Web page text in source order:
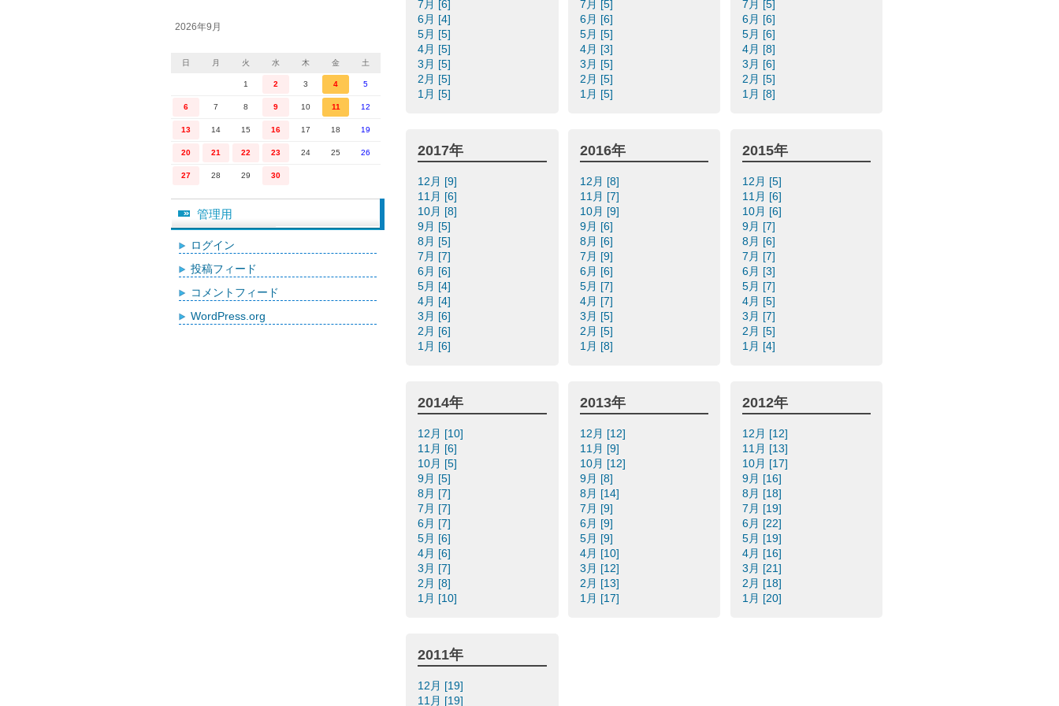
7月 [6]
6月 [4]
5月 [5]
4月 [5]
3月 [5]
2月 [5]
1月 [5]
7月 [5]
6月 [6]
5月 [5]
4月 [3]
3月 [5]
2月 [5]
1月 [5]
7月 [5]
6月 [6]
5月 [6]
4月 [8]
3月 [6]
2月 [5]
1月 [8]
2017年
12月 [9]
11月 [6]
10月 [8]
9月 [5]
8月 [5]
7月 [7]
6月 [6]
5月 [4]
4月 [4]
3月 [6]
2月 [6]
1月 [6]
2016年
12月 [8]
11月 [7]
10月 [9]
9月 [6]
8月 [6]
7月 [9]
6月 [6]
5月 [7]
4月 [7]
3月 [5]
2月 [5]
1月 [8]
2015年
12月 [5]
11月 [6]
10月 [6]
9月 [7]
8月 [6]
7月 [7]
6月 [3]
5月 [7]
4月 [5]
3月 [7]
2月 [5]
1月 [4]
2014年
12月 [10]
11月 [6]
10月 [5]
9月 [5]
8月 [7]
7月 [7]
6月 [7]
5月 [6]
4月 [6]
3月 [7]
2月 [8]
1月 [10]
2013年
12月 [12]
11月 [9]
10月 [12]
9月 [8]
8月 [14]
7月 [9]
6月 [9]
5月 [9]
4月 [10]
3月 [12]
2月 [13]
1月 [17]
2012年
12月 [12]
11月 [13]
10月 [17]
9月 [16]
8月 [18]
7月 [19]
6月 [22]
5月 [19]
4月 [16]
3月 [21]
2月 [18]
1月 [20]
2011年
12月 [19]
11月 [19]
2026年9月
日 月 火 水 木 金 土
1 2 3 4 5
6 7 8 9 10 11 12
13 14 15 16 17 18 19
20 21 22 23 24 25 26
27 28 29 30
管理用
ログイン
投稿フィード
コメントフィード
WordPress.org